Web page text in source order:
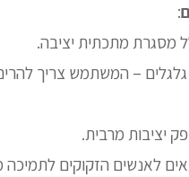
:
מסגרת מתכתית יציבה.
גלגלים – המשתמש צריך
יציבות מרבית.
לאנשים הזקוקים לתמיכה